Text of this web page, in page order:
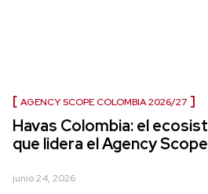
AGENCY SCOPE COLOMBIA 2026/27
Havas Colombia: el
que lidera el Agency
junio 24, 2026